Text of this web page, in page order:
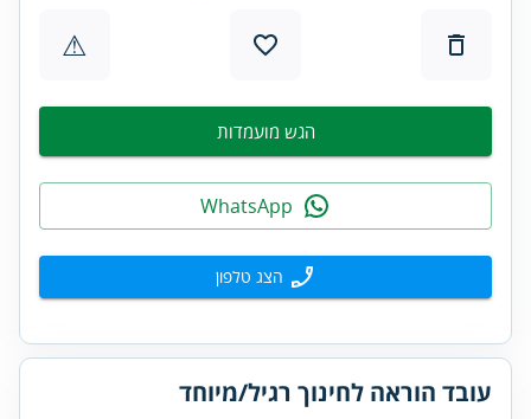
⚠
הגש מועמדות
הצג טלפון
עובד הוראה לחינוך רגיל/מיוחד